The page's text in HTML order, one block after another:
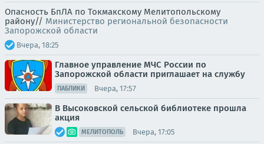
Опасность БпЛА по Токмакскому Мелитопольскому
району// Министерство региональной безопасности
Запорожской области
Вчера, 18:25
Главное управление МЧС России по
Запорожской области приглашает на службу
ПАБЛИКИ Вчера, 17:57
В Высоковской сельской библиотеке прошла
акция
МЕЛИТОПОЛЬ Вчера, 17:05